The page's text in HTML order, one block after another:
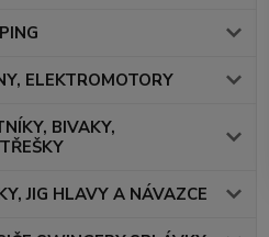
ELEKTROMOTORY
BIVAKY,
JIG HLAVY A NÁVAZCE